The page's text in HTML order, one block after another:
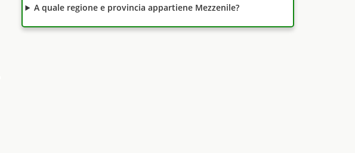
A quale regione e provincia appartiene Mezzenile?